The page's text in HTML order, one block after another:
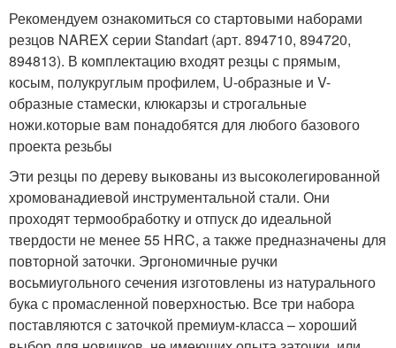
Рекомендуем ознакомиться со стартовыми наборами
резцов NAREX серии Standart (арт. 894710, 894720,
894813). В комплектацию входят резцы с прямым,
косым, полукруглым профилем, U-образные и V-
образные стамески, клюкарзы и строгальные
ножи.которые вам понадобятся для любого базового
проекта резьбы
Эти резцы по дереву выкованы из высоколегированной
хромованадиевой инструментальной стали. Они
проходят термообработку и отпуск до идеальной
твердости не менее 55 HRC, а также предназначены для
повторной заточки. Эргономичные ручки
восьмиугольного сечения изготовлены из натурального
бука с промасленной поверхностью. Все три набора
поставляются с заточкой премиум-класса – хороший